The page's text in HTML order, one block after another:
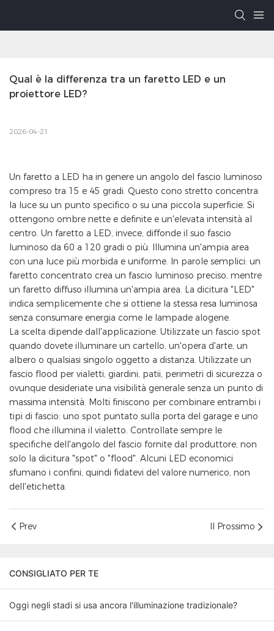
Qual è la differenza tra un faretto LED e un
proiettore LED?
2026-04-21
Un faretto a LED ha in genere un angolo del fascio luminoso
compreso tra 15 e 45 gradi. Questo cono stretto concentra
la luce su un punto specifico o su una piccola superficie. Si
ottengono ombre nette e definite e un'elevata intensità al
centro. Un faretto a LED, invece, diffonde il suo fascio
luminoso da 60 a 120 gradi o più. Illumina un'ampia area
con una luce più morbida e uniforme. In parole semplici: un
faretto concentrato crea un fascio luminoso preciso, mentre
un faretto diffuso illumina un'ampia area. La dicitura "LED"
indica semplicemente che si ottiene la stessa resa luminosa
senza consumare energia come le lampade alogene.
La scelta dipende dall'applicazione. Utilizzate un fascio spot
quando dovete illuminare un cartello, un'opera d'arte, un
albero o qualsiasi singolo oggetto a distanza. Utilizzate un
fascio flood per vialetti, giardini, patii, perimetri di sicurezza o
ovunque desideriate una visibilità generale senza un punto di
massima intensità. Molti finiscono per combinare entrambi i
tipi di fascio: uno spot puntato sulla porta del garage e uno
flood che illumina il vialetto. Controllate sempre le
specifiche dell'angolo del fascio fornite dal produttore, non
solo la dicitura "spot" o "flood". Alcuni LED economici
sfumano i confini, quindi fidatevi del valore numerico, non
dell'etichetta.
Prev Il Prossimo
CONSIGLIATO PER TE
Oggi negli stadi si usa ancora l'illuminazione tradizionale?